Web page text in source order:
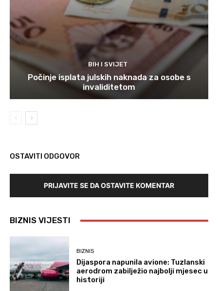
BIH I SVIJET
Počinje isplata julskih naknada za osobe s
invaliditetom
OSTAVITI ODGOVOR
PRIJAVITE SE DA OSTAVITE KOMENTAR
BIZNIS VIJESTI
BIZNIS
Dijaspora napunila avione: Tuzlanski
aerodrom zabilježio najbolji mjesec u
historiji